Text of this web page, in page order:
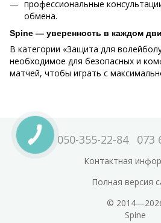
профессиональные
обмена.
Spine — уверенность в каждом
В категории «Защита для
необходимое для безопасных и
матчей, чтобы играть с
050-355-22-84 073
Контактная
Полная версия
©
Spine